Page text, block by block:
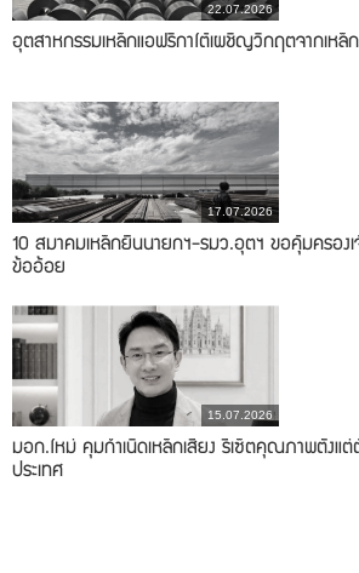
22.07.2026
อุตสาหกรรมเหล็กแอฟริกาใต้เผชิญวิกฤตจากเหล็ก
17.07.2026
10 สมาคมเหล็กยื่นนายกฯ-รมว.อุตฯ ขอคุ้มครอง
ข้ออ้อย
15.07.2026
มอก.ใหม่ คุมกำเนิดเหล็กเสี่ยง รีเซ็ตคุณภาพตั้งแต่
ประเทศ